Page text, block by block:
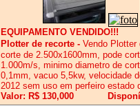
EQUIPAMENTO VENDIDO!!!
Plotter de recorte - Vendo Plotter
corte de 2.500x1600mm, pode
1.000m/s, minimo diametro de
0,1mm, vacuo 5,5kw, velocidade
2012 sem uso em perfeiro estado
Valor: R$ 130,000